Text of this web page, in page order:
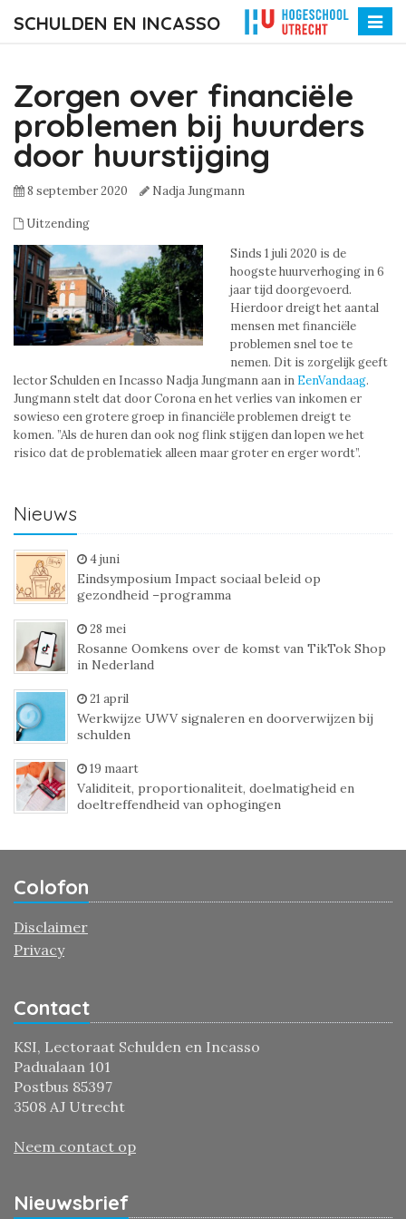
SCHULDEN EN INCASSO
Toggle
Zorgen over financiële
problemen bij huurders
door huurstijging
8 september 2020 Nadja Jungmann
Uitzending
Sinds 1 juli 2020 is de
hoogste huurverhoging in 6
jaar tijd doorgevoerd.
Hierdoor dreigt het aantal
mensen met financiële
problemen snel toe te
nemen. Dit is zorgelijk geeft
lector Schulden en Incasso Nadja Jungmann aan in EenVandaag.
Jungmann stelt dat door Corona en het verlies van inkomen er
sowieso een grotere groep in financiële problemen dreigt te
komen. ”Als de huren dan ook nog flink stijgen dan lopen we het
risico dat de problematiek alleen maar groter en erger wordt”.
Nieuws
4 juni
Eindsymposium Impact sociaal beleid op
gezondheid –programma
28 mei
Rosanne Oomkens over de komst van TikTok Shop
in Nederland
21 april
Werkwijze UWV signaleren en doorverwijzen bij
schulden
19 maart
Validiteit, proportionaliteit, doelmatigheid en
doeltreffendheid van ophogingen
Colofon
Disclaimer
Privacy
Contact
KSI, Lectoraat Schulden en Incasso
Padualaan 101
Postbus 85397
3508 AJ Utrecht
Neem contact op
Nieuwsbrief